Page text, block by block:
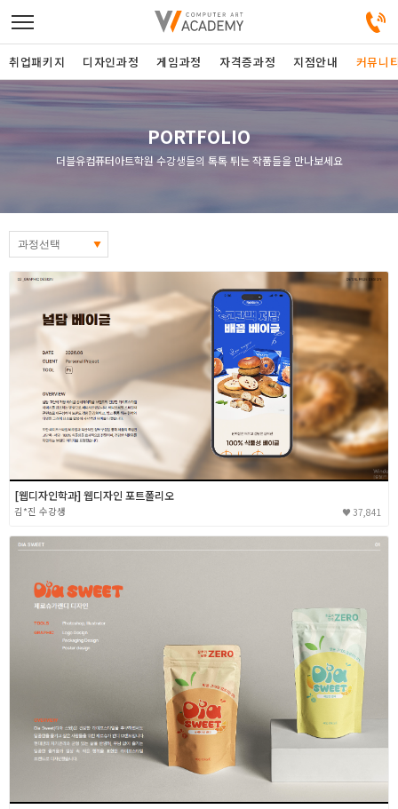
디자인단과과정
게임과정
자격증과정
커뮤니티
취업패키지
취업지원센터
고객상담센터
아카데미소개
취업패키지 디자인과정 게임과정 자격증과정 지점안내 커뮤니
PORTFOLIO
더블유컴퓨터아트학원 수강생들의 톡톡 튀는 작품들을 만나보세요
[웹디자인학과] 웹디자인 포트폴리오
김*진 37,841